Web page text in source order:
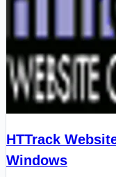
HTTrack
Windows